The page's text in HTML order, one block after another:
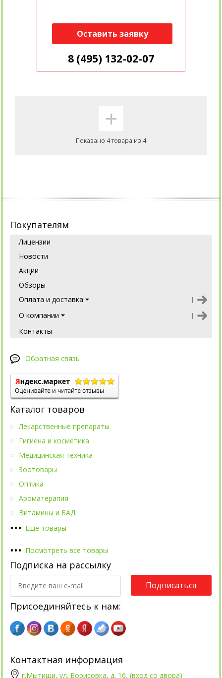
Оставить заявку
8 (495) 132-02-07
+
Показано 4 товара из 4
Покупателям
Лицензии
Новости
Акции
Обзоры
Оплата и доставка
О компании
Контакты
Обратная связь
Каталог товаров
••• Еще товары
Лекарственные препараты
Гигиена и косметика
Медицинская техника
Зоотовары
Оптика
Ароматерапия
Витамины и БАД
••• Посмотреть все товары
Подписка на рассылку
Подписаться
Присоединяйтесь к нам:
Контактная информация
г.Мытищи, ул. Борисовка, д. 16, (вход со двора)